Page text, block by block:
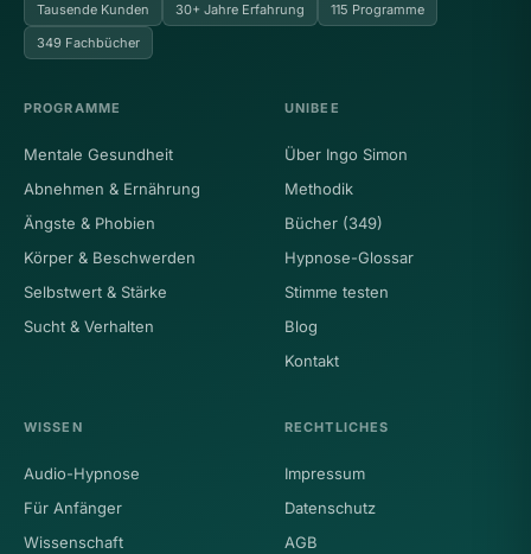
Tausende Kunden 30+ Jahre Erfahrung
115 Programme
349 Fachbücher
PROGRAMME
Mentale Gesundheit
Abnehmen & Ernährung
Ängste & Phobien
Körper & Beschwerden
Selbstwert & Stärke
Sucht & Verhalten
UNIBEE
Über Ingo Simon
Methodik
Bücher (349)
Hypnose-Glossar
Stimme testen
Blog
Kontakt
WISSEN
Audio-Hypnose
Für Anfänger
Wissenschaft
RECHTLICHES
Impressum
Datenschutz
AGB